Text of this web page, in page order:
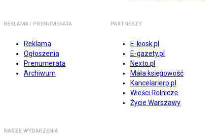
REKLAMA I PRENUMERATA
Reklama
Ogłoszenia
Prenumerata
Archiwum
PARTNERZY
E-kiosk.pl
E-gazety.pl
Nexto.pl
Mała księgowość
Kancelarierp.pl
Wieści Rolnicze
Życie Warszawy
NASZE WYDARZENIA